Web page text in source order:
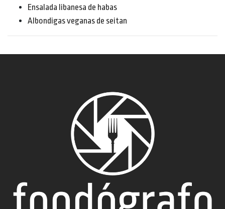
Ensalada libanesa de habas
Albondigas veganas de seitan